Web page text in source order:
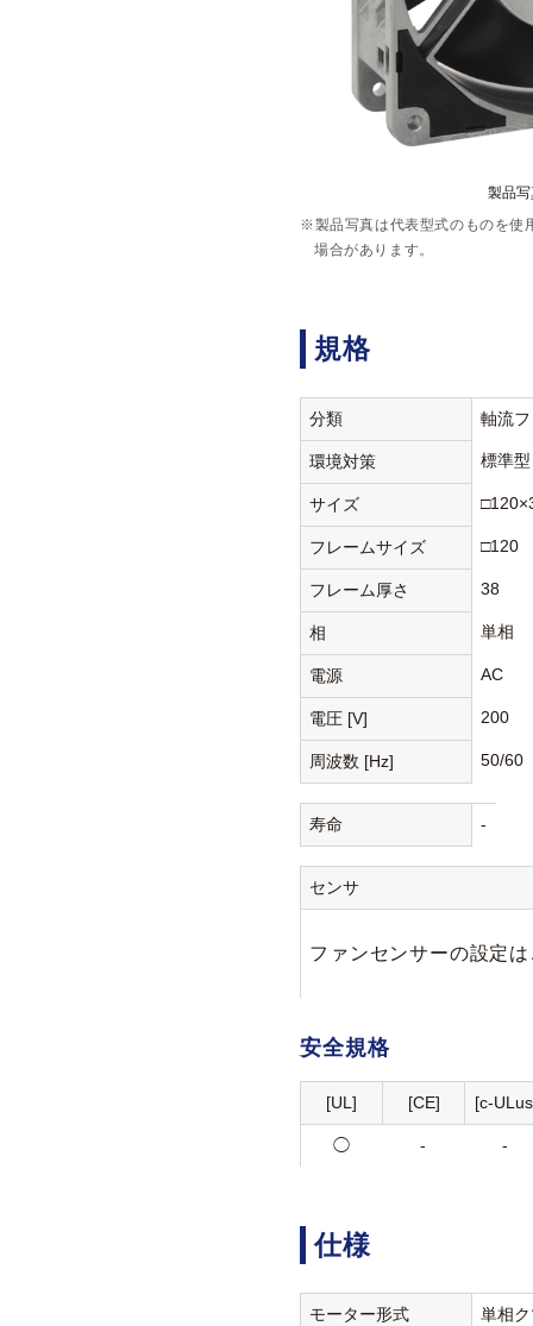
製品
※製品写真は代表型式のものを使
場合があります。
規格
分類 軸流
環境対策 標準型
サイズ
フレームサイズ □120
フレーム厚さ 38
相 単相
電源 AC
電圧 [V] 200
周波数 [Hz] 50/60
寿命 -
センサ
ファンセンサーの設定
安全規格
[UL] [CE] [c-
◯ - -
仕様
モーター形式 単相